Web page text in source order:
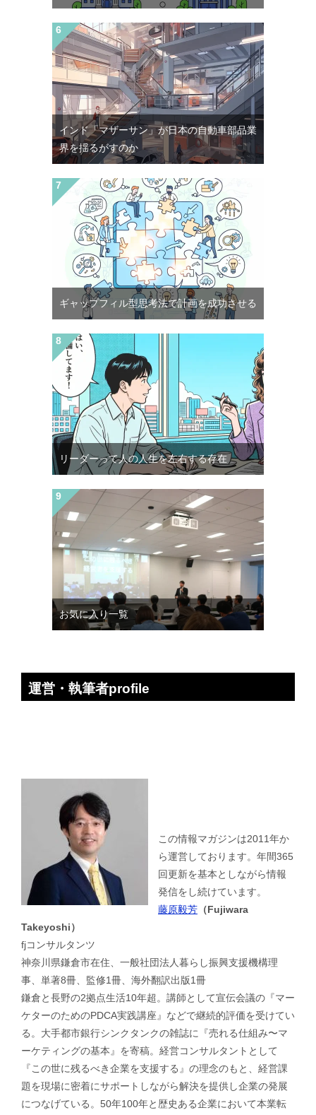
インド「マザーサン」が日本の自動車部品業
界を揺るがすのか
ギャップフィル型思考法で計画を成功させる
リーダーって人の人生を左右する存在
お気に入り一覧
運営・執筆者profile
この情報マガジンは2011年か
ら運営しております。年間365
回更新を基本としながら情報
発信をし続けています。
藤原毅芳 （Fujiwara
Takeyoshi）
fjコンサルタンツ
神奈川県鎌倉市在住、一般社団法人暮らし振興支援機構理
事、単著8冊、監修1冊、海外翻訳出版1冊
鎌倉と長野の2拠点生活10年超。講師として宣伝会議の『マー
ケターのためのPDCA実践講座』などで継続的評価を受けてい
る。大手都市銀行シンクタンクの雑誌に『売れる仕組み〜マ
ーケティングの基本』を寄稿。経営コンサルタントとして
『この世に残るべき企業を支援する』の理念のもと、経営課
題を現場に密着にサポートしながら解決を提供し企業の発展
につなげている。50年100年と歴史ある企業において本業転